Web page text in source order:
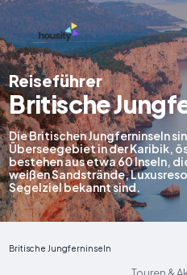
Reiseführer
Britische
Die Britischen Jungferninseln
Überseegebiet in der Karibik,
bestehen aus etwa 60 Inseln,
weißen Sandstrände,
Segelziel bekannt sind.
Britische Jungferninseln